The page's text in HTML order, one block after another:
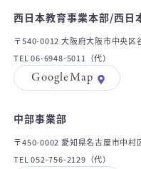
西日本教育事業本部/西日
〒540-0012 大阪府大阪市中央
TEL 06-6948-5011（代）
GoogleMap
中部事業部
〒450-0002 愛知県名古屋市中
TEL 052-756-2129（代）